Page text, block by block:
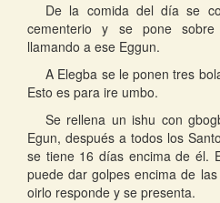
De la comida del día se
cementerio y se pone sobre
llamando a ese Eggun.
A Elegba se le ponen tres
Esto es para ire umbo.
Se rellena un ishu con
Egun, después a todos los
se tiene 16 días encima de él.
puede dar golpes encima de
oirlo responde y se presenta.